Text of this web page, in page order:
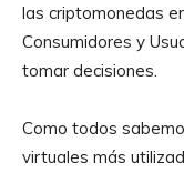
las criptomonedas
Consumidores y
tomar decisiones.
Como todos
virtuales más